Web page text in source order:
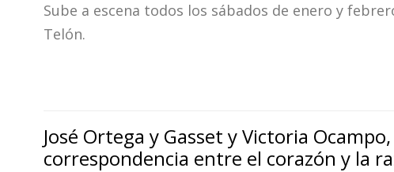
Sube a escena todos los sábados de enero y
Telón.
José Ortega y Gasset y Victoria
correspondencia entre el corazón y la